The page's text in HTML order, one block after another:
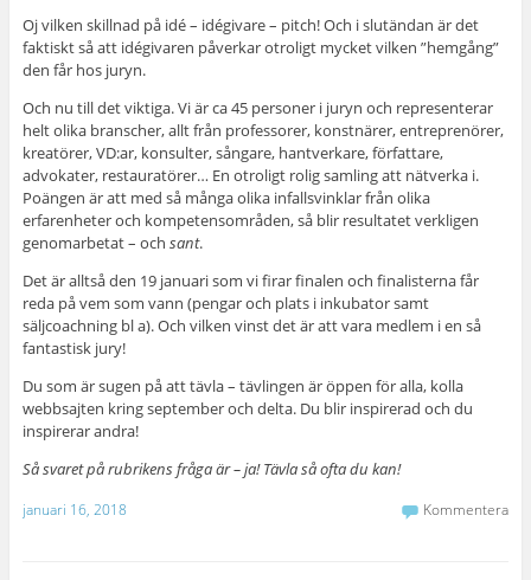
Oj vilken skillnad på idé – idégivare – pitch! Och i slutändan är det
faktiskt så att idégivaren påverkar otroligt mycket vilken ”hemgång”
den får hos juryn.
Och nu till det viktiga. Vi är ca 45 personer i juryn och representerar
helt olika branscher, allt från professorer, konstnärer, entreprenörer,
kreatörer, VD:ar, konsulter, sångare, hantverkare, författare,
advokater, restauratörer… En otroligt rolig samling att nätverka i.
Poängen är att med så många olika infallsvinklar från olika
erfarenheter och kompetensområden, så blir resultatet verkligen
genomarbetat – och sant.
Det är alltså den 19 januari som vi firar finalen och finalisterna får
reda på vem som vann (pengar och plats i inkubator samt
säljcoachning bl a). Och vilken vinst det är att vara medlem i en så
fantastisk jury!
Du som är sugen på att tävla – tävlingen är öppen för alla, kolla
webbsajten kring september och delta. Du blir inspirerad och du
inspirerar andra!
Så svaret på rubrikens fråga är – ja! Tävla så ofta du kan!
januari 16, 2018 Kommentera